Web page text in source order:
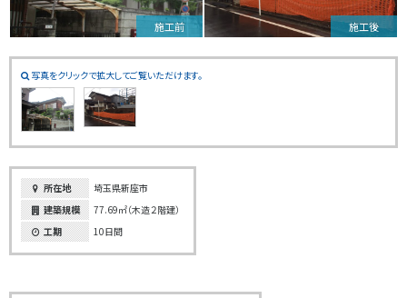
施工前 施工後
写真をクリックで拡大してご覧いただけます。
所在地
埼玉県新座市
建築規模
77.69㎡（木造２階建）
工期
10日間